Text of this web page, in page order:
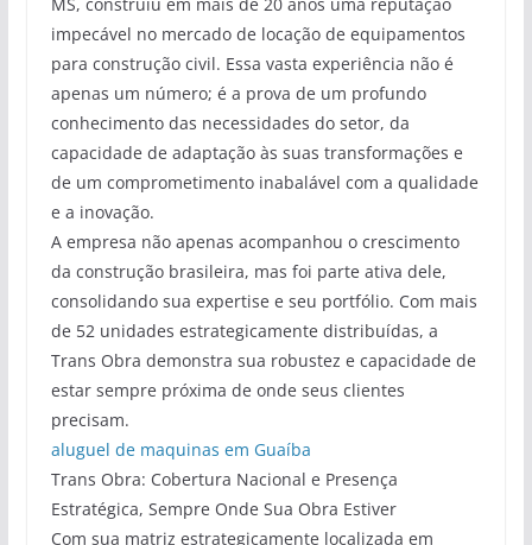
impecável no mercado de locação de equipamentos
para construção civil. Essa vasta experiência não é
apenas um número; é a prova de um profundo
conhecimento das necessidades do setor, da
capacidade de adaptação às suas transformações e
de um comprometimento inabalável com a qualidade
e a inovação.
A empresa não apenas acompanhou o crescimento
da construção brasileira, mas foi parte ativa dele,
consolidando sua expertise e seu portfólio. Com mais
de 52 unidades estrategicamente distribuídas, a
Trans Obra demonstra sua robustez e capacidade de
estar sempre próxima de onde seus clientes
precisam.
aluguel de maquinas em Guaíba
Trans Obra: Cobertura Nacional e Presença
Estratégica, Sempre Onde Sua Obra Estiver
Com sua matriz estrategicamente localizada em